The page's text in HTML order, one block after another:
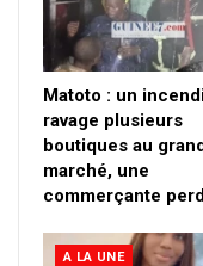
Matoto : un
ravage plusieurs
boutiques au
marché, une
commerçante
A LA UNE